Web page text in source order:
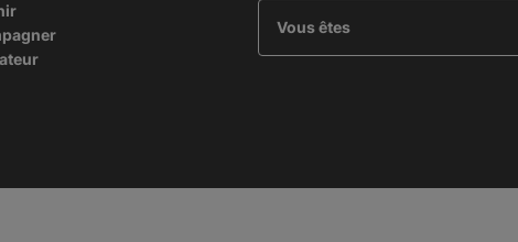
Vous êtes